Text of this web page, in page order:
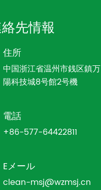
先情報
住所
中国浙江省温州市銭区鎮万
陽科技城8号館2号機
電話
+86-577-64422811
Eメール
clean-msj@wzmsj.cn